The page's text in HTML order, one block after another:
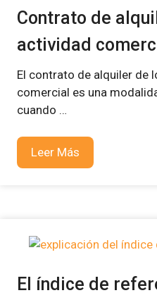
Contrato de
actividad
cómo funciona
El contrato de alquiler de
comercial es una
cuando …
Leer Más
El índice de